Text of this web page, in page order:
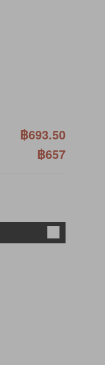
฿693.50
฿657